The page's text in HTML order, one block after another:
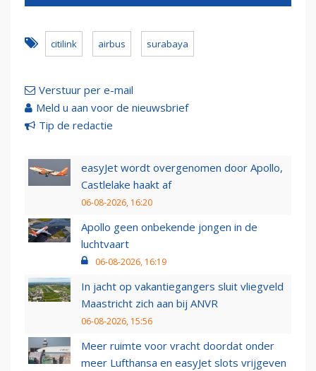
citilink airbus surabaya
Verstuur per e-mail
Meld u aan voor de nieuwsbrief
Tip de redactie
easyJet wordt overgenomen door Apollo,
Castlelake haakt af
06-08-2026, 16:20
Apollo geen onbekende jongen in de
luchtvaart
06-08-2026, 16:19
In jacht op vakantiegangers sluit vliegveld
Maastricht zich aan bij ANVR
06-08-2026, 15:56
Meer ruimte voor vracht doordat onder
meer Lufthansa en easyJet slots vrijgeven